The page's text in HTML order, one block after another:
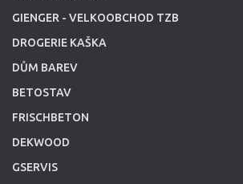
GIENGER - VELKOOBCHOD TZB
DROGERIE KAŠKA
DŮM BAREV
BETOSTAV
FRISCHBETON
DEKWOOD
GSERVIS